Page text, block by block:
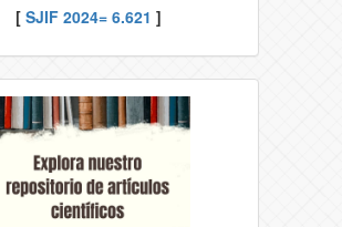
[ SJIF 2024= 6.621 ]